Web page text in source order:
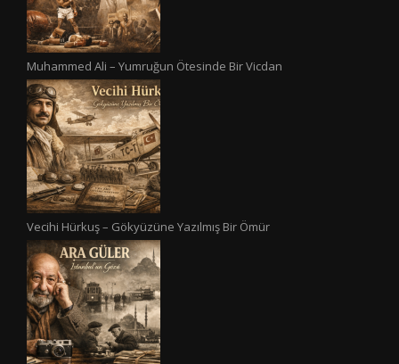
Muhammed Ali – Yumruğun Ötesinde Bir Vicdan
Vecihi Hürkuş – Gökyüzüne Yazılmış Bir Ömür